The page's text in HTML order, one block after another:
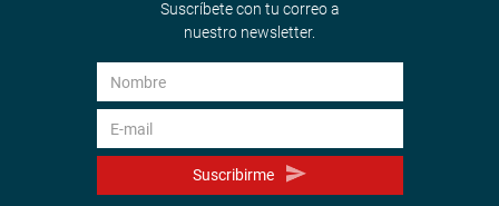
Suscríbete con tu correo a
nuestro newsletter.
Suscribirme